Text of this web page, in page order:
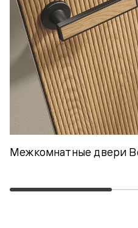
Межкомнатные двери